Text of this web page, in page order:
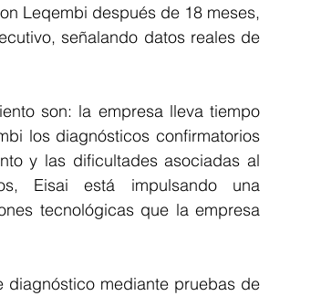
Leqembi después de 18 meses,
señalando datos reales de
son: la empresa lleva tiempo
los diagnósticos confirmatorios
y las dificultades asociadas al
Eisai está impulsando una
tecnológicas que la empresa
mediante pruebas de